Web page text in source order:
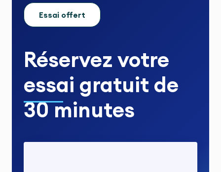
Essai offert
Réservez votre
essai gratuit de
30 minutes